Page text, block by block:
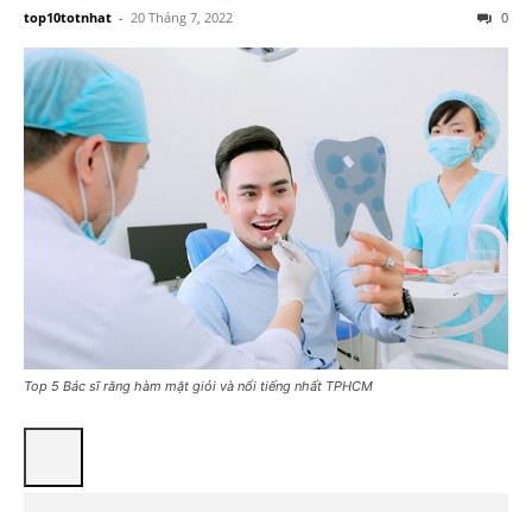
top10totnhat - 20 Tháng 7, 2022 0
Top 5 Bác sĩ răng hàm mặt giỏi và nổi tiếng nhất TPHCM